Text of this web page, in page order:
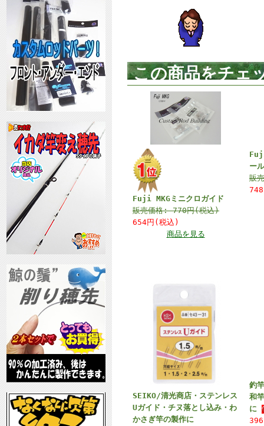
この商品をチェ
Fuji MKGミニクロガイド
販売価格:770円(税込)
654円(税込)
商品を見る
ー
販
SEIKO/清光商店・ステンレス
Uガイド・チヌ落とし込み・わ
かさぎ竿の製作に
釣
和
に